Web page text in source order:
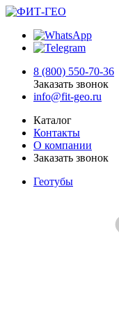
8 (800) 550-70-36
Заказать звонок
info@fit-geo.ru
Каталог
Контакты
О компании
Заказать звонок
Геотубы